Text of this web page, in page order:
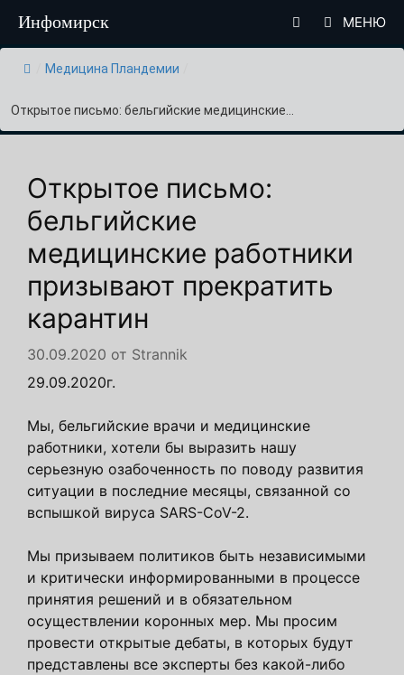
содержимому
Инфомирск МЕНЮ
Медицина Пландемии
Открытое письмо: бельгийские медицинские...
Открытое письмо:
бельгийские
медицинские работники
призывают прекратить
карантин
30.09.2020 от Strannik
29.09.2020г.
Мы, бельгийские врачи и медицинские
работники, хотели бы выразить нашу
серьезную озабоченность по поводу развития
ситуации в последние месяцы, связанной со
вспышкой вируса SARS-CoV-2.
Мы призываем политиков быть независимыми
и критически информированными в процессе
принятия решений и в обязательном
осуществлении коронных мер. Мы просим
провести открытые дебаты, в которых будут
представлены все эксперты без какой-либо